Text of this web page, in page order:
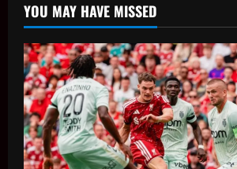
YOU MAY HAVE MISSED